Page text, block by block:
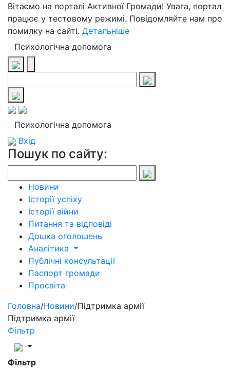
Вітаємо на порталі Активної Громади! Увага, портал
працює у тестовому режимі. Повідомляйте нам про
помилку на сайті. Детальніше
Психологічна допомога
Психологічна допомога
Вхід
Пошук по сайту:
Новини
Історії успіху
Історії війни
Питання та відповіді
Дошка оголошень
Аналітика
Публічні консультації
Паспорт громади
Просвіта
Головна/Новини/Підтримка армії
Підтримка армії
Фільтр
Фільтр